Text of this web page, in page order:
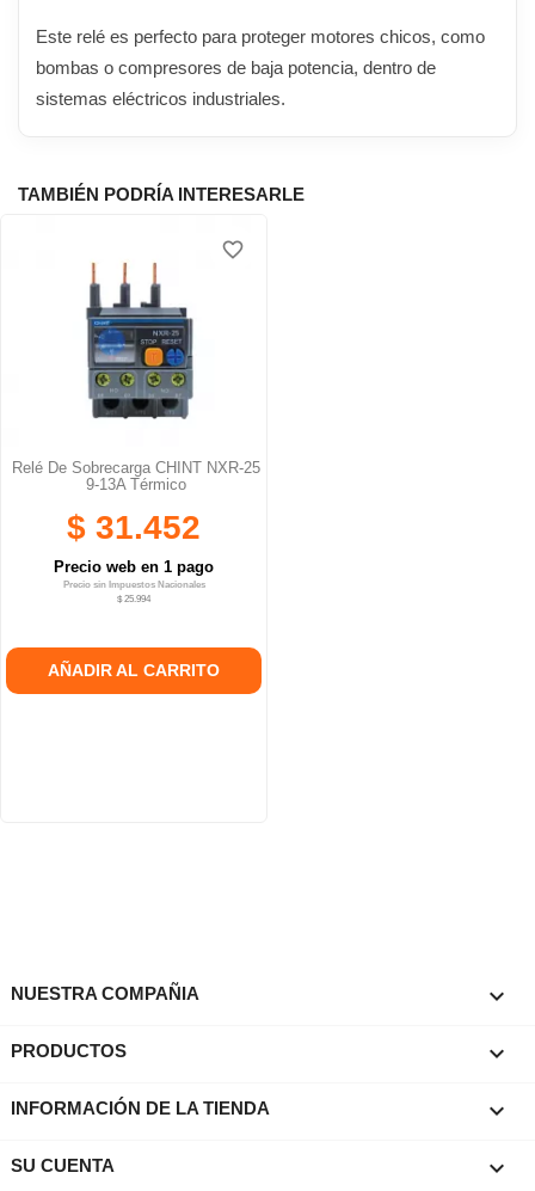
Este relé es perfecto para proteger motores chicos, como
bombas o compresores de baja potencia, dentro de
sistemas eléctricos industriales.
TAMBIÉN PODRÍA INTERESARLE
Relé De Sobrecarga CHINT NXR-25
9-13A Térmico
$ 31.452
Precio web en 1 pago
Precio sin Impuestos Nacionales
$ 25.994
AÑADIR AL CARRITO
favorite_border
NUESTRA COMPAÑIA 
PRODUCTOS 
INFORMACIÓN DE LA TIENDA keyboard_arrow_down
SU CUENTA 